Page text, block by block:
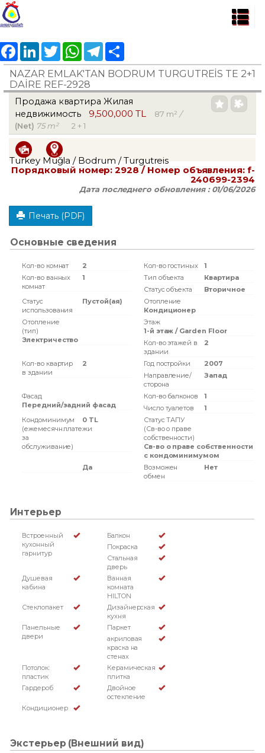
FacebookLinkedInTwitter WhatsAppTelegram
NAZAR EMLAK'TAN BODRUM TURGUTREİS TE 2+1
DAİRE REF-2928
Продажа квартира Жилая
недвижимость
9,500,000 TL 87 m² /
(Net) 75 m² 2 + 1
Turkey Muğla / Bodrum / Turgutreis
Порядковый номер:2928 / Номер объявления:f-
240699-2394
Дата последнего обновления :01/06/2026
Печать (PDF)
Основные сведения
Кол-во комнат 2 Кол-во гостиных
1
Кол-во ванных
комнат
1 Тип объекта
Квартира
Статус объекта
Вторичное
Статус
использования
Пустой(ая)
Отопление
Кондиционер
Отопление
(тип)
Электричество
Этаж
1-й этаж / Garden Floor
Кол-во этажей в
здании
2
Кол-во квартир
в здании
2 Год постройки
2007
Направление/
сторона
Запад
Фасад
Передний/задний фасад
Кол-во балконов
1
Число туалетов
1
Кондоминимум
(ежемесячн.платежи
за
обслуживание)
0 TL
Статус ТАПУ
(Св-во о праве
собственности)
Св-во о праве собственности
с кондоминимумом
Да
Возможен
обмен
Нет
Интерьер
Встроенный
кухонный
гарнитур
Балкон
Покраска
Стальная
дверь
Душевая
кабина
Ванная
комната
HILTON
Стеклопакет
Дизайнерская
кухня
Панельные
двери
Паркет
акриловая
краска на
стенах
Потолок:
пластик
Керамическая
плитка
Гардероб
Двойное
остекление
Кондиционер
Экстерьер (Внешний вид)